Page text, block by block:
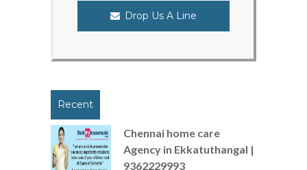
Drop Us A Line
Recent
Chennai home care
Agency in Ekkatuthangal |
9362229993